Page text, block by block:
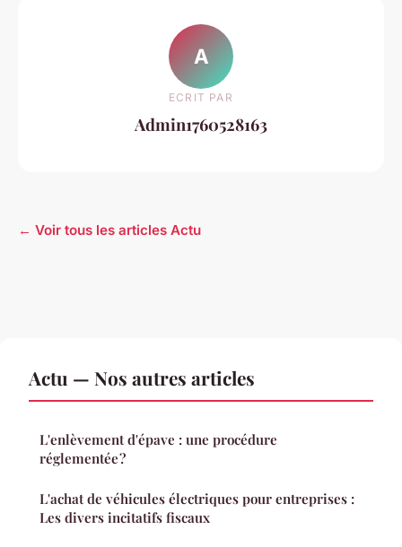
A
ECRIT PAR
Admin1760528163
← Voir tous les articles Actu
Actu — Nos autres articles
L'enlèvement d'épave : une procédure
réglementée ?
L'achat de véhicules électriques pour entreprises :
Les divers incitatifs fiscaux